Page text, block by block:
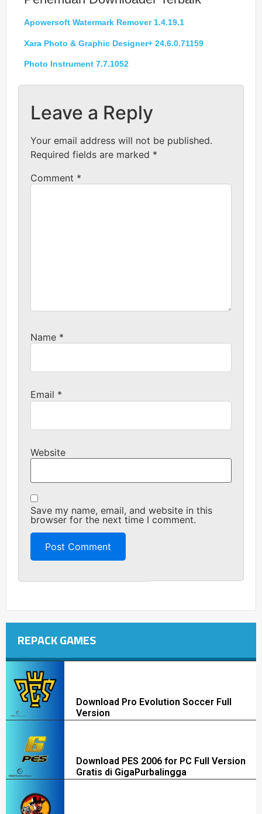
Apowersoft Watermark Remover 1.4.19.1
Xara Photo & Graphic Designer+ 24.6.0.71159
Photo Instrument 7.7.1052
Leave a Reply
Your email address will not be published.
Required fields are marked *
Comment *
Name *
Email *
Website
Save my name, email, and website in this
browser for the next time I comment.
REPACK GAMES
Download Pro Evolution Soccer Full
Version
Download PES 2006 for PC Full Version
Gratis di GigaPurbalingga